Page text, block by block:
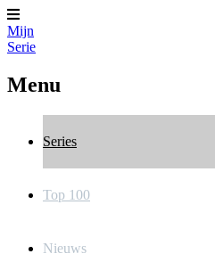
Mijn
Serie
Menu
Series
Top 100
Nieuws